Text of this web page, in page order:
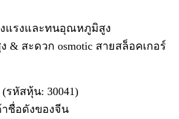
แรงและทนอุณหภูมิสูง
& สะดวก osmotic สายสล็อคเกอร์
หัสหุ้น: 30041)
ชื่อดังของจีน